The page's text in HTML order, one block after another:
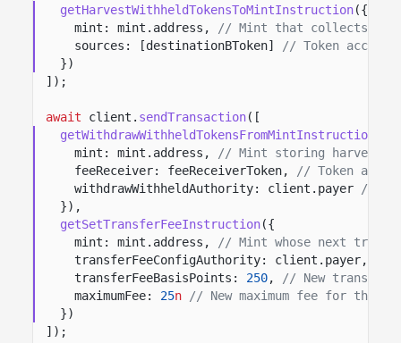
getHarvestWithheldTokensToMintInstruction({
mint: mint.address,
// Mint that collects
sources: [destinationBToken]
// Token
})
]);
await client. sendTransaction([
getWithdrawWithheldTokensFromMintInstruction
mint: mint.address,
// Mint storing
feeReceiver: feeReceiverToken,
// Token
withdrawWithheldAuthority: client.payer
//
}),
getSetTransferFeeInstruction({
mint: mint.address,
// Mint whose next
transferFeeConfigAuthority: client.payer,
transferFeeBasisPoints:
250,
// New transfer
maximumFee:
25n
// New maximum fee for the
})
]);